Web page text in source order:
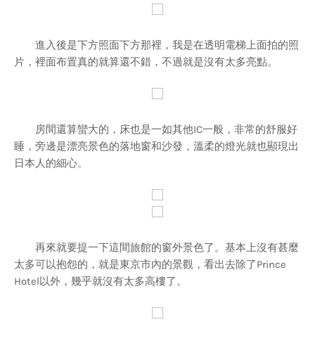
進入後是下方照面下方那裡，我是在透明電梯上面拍的照
片，裡面布置真的就算還不錯，不過就是沒有太多亮點。
房間還算蠻大的，床也是一如其他IC一般，非常的舒服好
睡，旁邊是漂亮景色的落地窗和沙發，溫柔的燈光就也顯現出
日本人的細心。
再來就要提一下這間旅館的窗外景色了。基本上沒有甚麼
太多可以抱怨的，就是東京市內的景觀，看出去除了Prince
Hotel以外，幾乎就沒有太多高樓了。